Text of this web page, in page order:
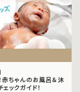
赤ちゃんのお風呂＆沐
ックガイド！